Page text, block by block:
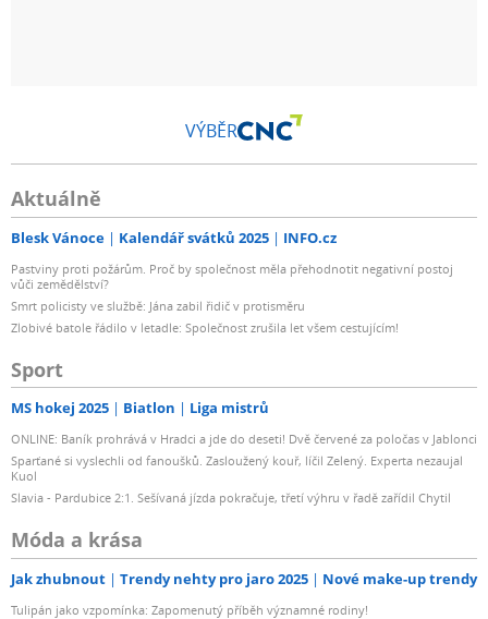
VÝBĚR
Aktuálně
Blesk Vánoce Kalendář svátků 2025 INFO.cz
Pastviny proti požárům. Proč by společnost měla přehodnotit negativní postoj
vůči zemědělství?
Smrt policisty ve službě: Jána zabil řidič v protisměru
Zlobivé batole řádilo v letadle: Společnost zrušila let všem cestujícím!
Sport
MS hokej 2025 Biatlon Liga mistrů
ONLINE: Baník prohrává v Hradci a jde do deseti! Dvě červené za poločas v Jablonci
Sparťané si vyslechli od fanoušků. Zasloužený kouř, líčil Zelený. Experta nezaujal
Kuol
Slavia - Pardubice 2:1. Sešívaná jízda pokračuje, třetí výhru v řadě zařídil Chytil
Móda a krása
Jak zhubnout Trendy nehty pro jaro 2025 Nové make-up trendy
Tulipán jako vzpomínka: Zapomenutý příběh významné rodiny!